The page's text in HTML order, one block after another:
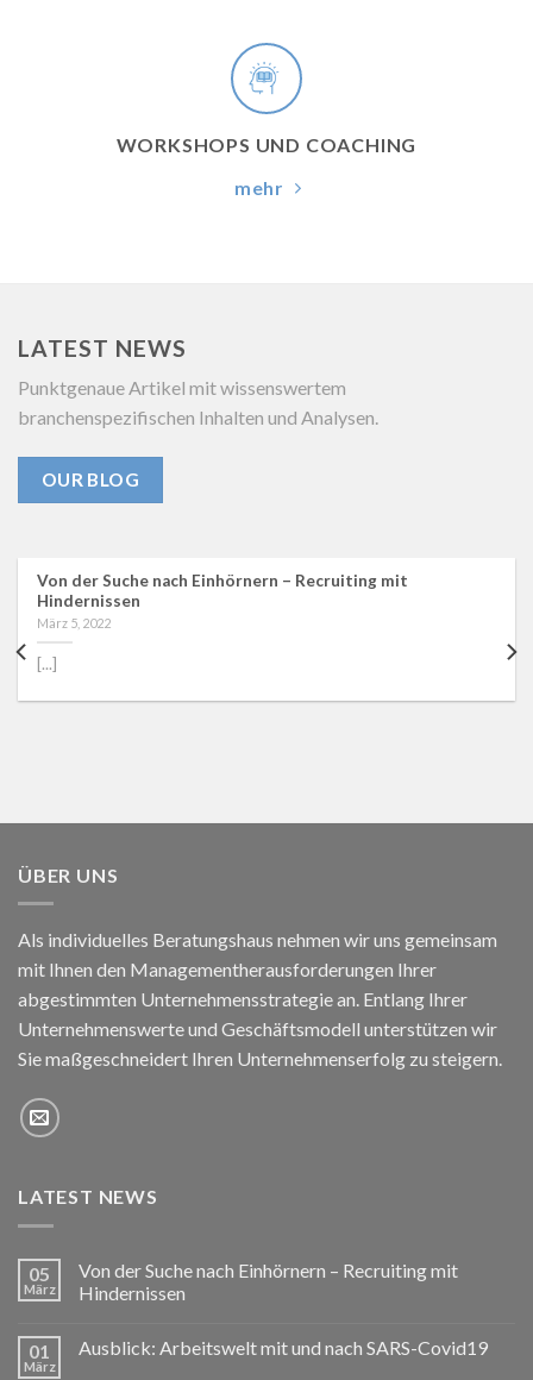
WORKSHOPS UND COACHING
mehr
LATEST NEWS
Punktgenaue Artikel mit wissenswertem
branchenspezifischen Inhalten und Analysen.
OUR BLOG
Von der Suche nach Einhörnern – Recruiting mit
Hindernissen
März 5, 2022
[...]
ÜBER UNS
Als individuelles Beratungshaus nehmen wir uns gemeinsam
mit Ihnen den Managementherausforderungen Ihrer
abgestimmten Unternehmensstrategie an. Entlang Ihrer
Unternehmenswerte und Geschäftsmodell unterstützen wir
Sie maßgeschneidert Ihren Unternehmenserfolg zu steigern.
LATEST NEWS
05
März
Von der Suche nach Einhörnern – Recruiting mit
Hindernissen
01
März
Ausblick: Arbeitswelt mit und nach SARS-Covid19